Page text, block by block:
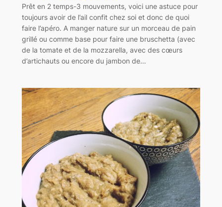
Prêt en 2 temps-3 mouvements, voici une astuce pour
toujours avoir de l’ail confit chez soi et donc de quoi
faire l’apéro. A manger nature sur un morceau de pain
grillé ou comme base pour faire une bruschetta (avec
de la tomate et de la mozzarella, avec des cœurs
d’artichauts ou encore du jambon de…